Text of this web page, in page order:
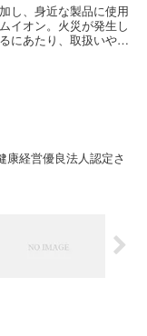
し、身近な製品に使用
イオン。火災が発生し
にあたり、取扱いや万
康経営優良法人認定さ